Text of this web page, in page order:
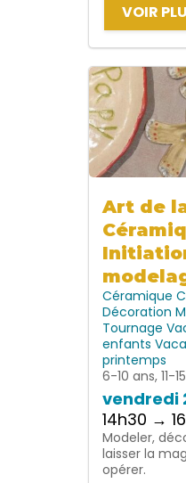
VOIR
Art de
Céramique
Décoration
Tournage
enfants
printemps
6-10 ans, 11-
vendredi
14h30 →
Modeler,
laisser la
opérer.